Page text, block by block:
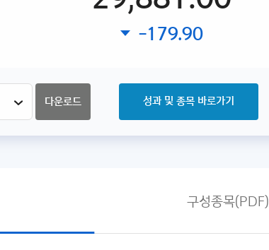
-179.90
다운로드 성과 및 종목 바로가기
구성종목(PDF)